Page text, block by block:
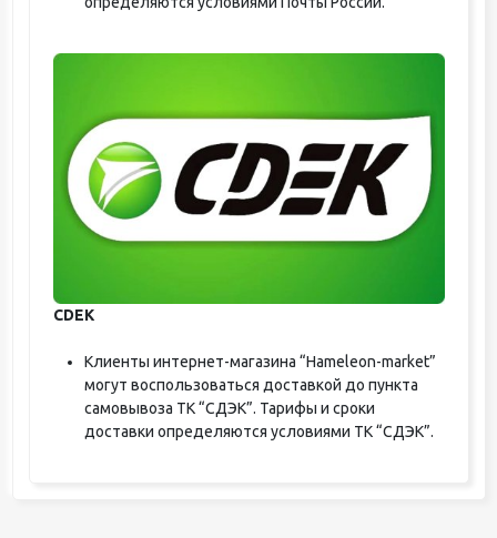
CDEK
Клиенты интернет-магазина “Hameleon-market”
могут воспользоваться доставкой до пункта
самовывоза ТК “СДЭК”. Тарифы и сроки
доставки определяются условиями ТК “СДЭК”.